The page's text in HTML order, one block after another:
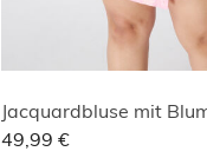
Jacquardbluse mit
49,99 €